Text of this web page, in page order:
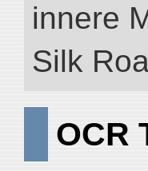
innere
Silk
OCR